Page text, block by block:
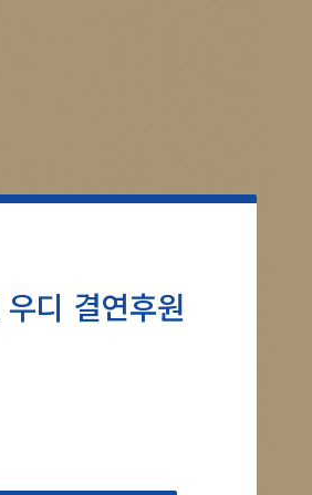
디 결연후원